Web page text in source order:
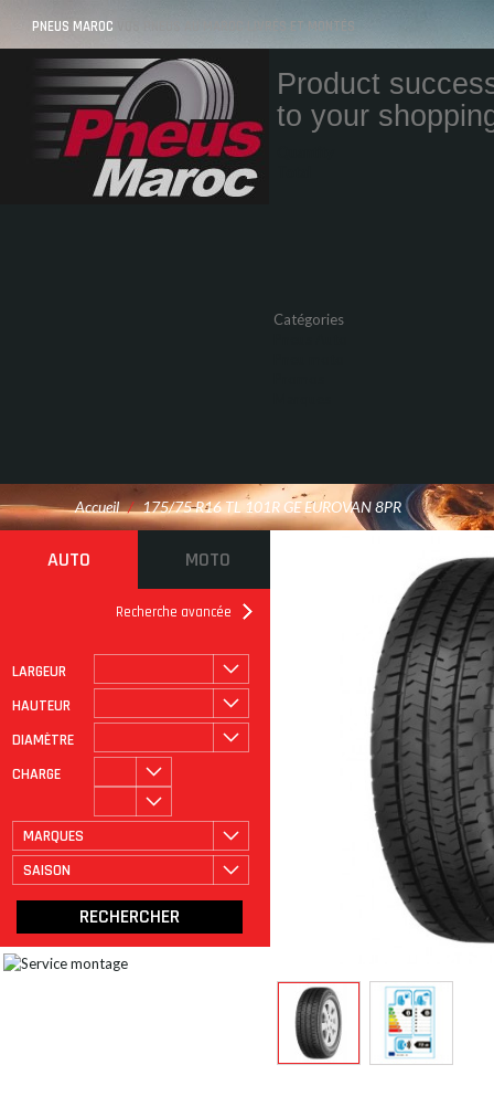
PNEUS MAROC VOS PNEUS AU MAROC LIVRÉS ET MONTÉS
Product
to your
Catégories
Accueil / 175/75 R16 TL 101R GE EUROVAN 8PR
AUTO MOTO
Recherche avancée
LARGEUR
HAUTEUR
DIAMÈTRE
CHARGE
MARQUES
SAISON
ROULAGE À PLAT